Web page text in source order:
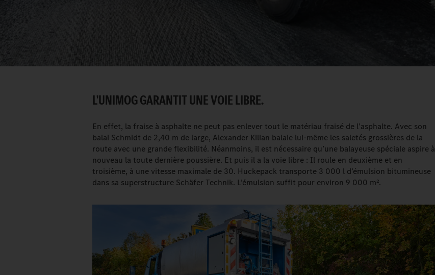
L'UNIMOG GARANTIT UNE VOIE LIBRE.
En effet, la fraise à asphalte ne peut pas enlever tout le matériau fraisé de l’asphalte. Avec son
balai Schmidt de 2,40 m de large, Alexander Kilian balaie lui-même les saletés grossières de la
route avec une grande flexibilité. Néanmoins, il est nécessaire qu’une balayeuse spéciale aspire à
nouveau la toute dernière poussière. Et puis il a la voie libre : Il roule en deuxième et en
troisième, à une vitesse maximale de 30. Huckepack transporte 3 000 l d’émulsion bitumineuse
dans sa superstructure Schäfer Technik. L’émulsion suffit pour environ 9 000 m².